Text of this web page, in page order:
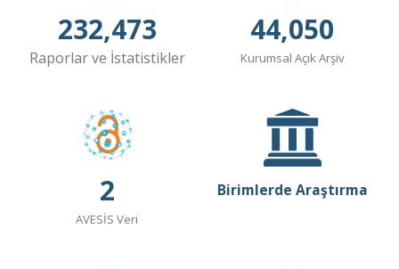
232,473
Raporlar ve İstatistikler
44,050
Kurumsal Açık Arşiv
2
AVESİS Veri
Birimlerde Araştırma